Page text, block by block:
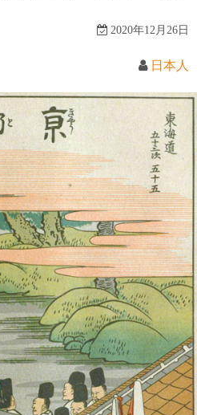
2020年12月26日
日本人